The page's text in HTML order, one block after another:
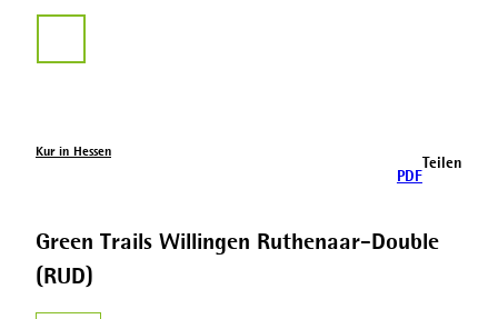
Kur in Hessen
PDF
Teilen
Green Trails Willingen Ruthenaar-Double
(RUD)